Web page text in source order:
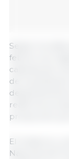
Según los
febrero se
cabezas de
de la
reafirma la
producción
El Gobierno, a
Nacional de